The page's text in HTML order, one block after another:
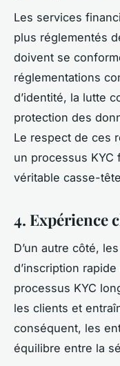
Les services
plus réglementés
doivent se
réglementations
d’identité, la lutte
protection des
Le respect de ces
un processus
véritable casse-
4. Expérience
D’un autre côté,
d’inscription
processus KYC
les clients et
conséquent, les
équilibre entre la